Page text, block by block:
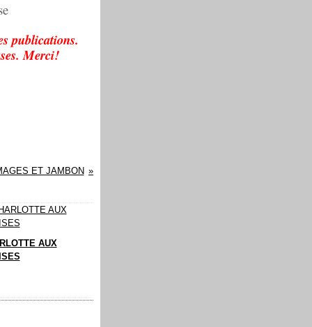
publications.
Merci!
ET JAMBON
AUX